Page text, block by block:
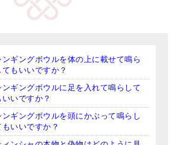
ンギングボウルを体の上に載せて鳴ら
てもいいですか？
ンギングボウルに足を入れて鳴らして
いいですか？
ンギングボウルを頭にかぶって鳴らし
もいいですか？